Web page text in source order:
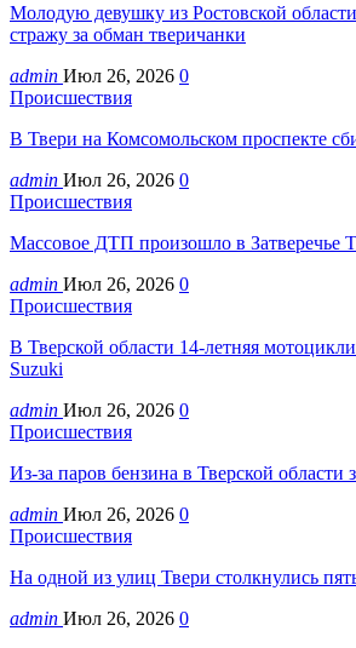
Молодую девушку из Ростовской
стражу за обман тверичанки
admin Июл 26, 2026 0
Происшествия
В Твери на Комсомольском проспекте
admin Июл 26, 2026 0
Происшествия
Массовое ДТП произошло в Затверечье
admin Июл 26, 2026 0
Происшествия
В Тверской области 14-летняя
Suzuki
admin Июл 26, 2026 0
Происшествия
Из-за паров бензина в Тверской области
admin Июл 26, 2026 0
Происшествия
На одной из улиц Твери столкнулись
admin Июл 26, 2026 0